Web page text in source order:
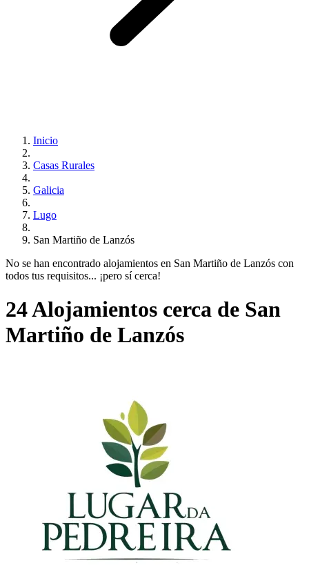
Inicio
Casas Rurales
Galicia
Lugo
San Martiño de Lanzós
No se han encontrado alojamientos en San Martiño de Lanzós con
todos tus requisitos... ¡pero sí cerca!
24 Alojamientos cerca de San
Martiño de Lanzós